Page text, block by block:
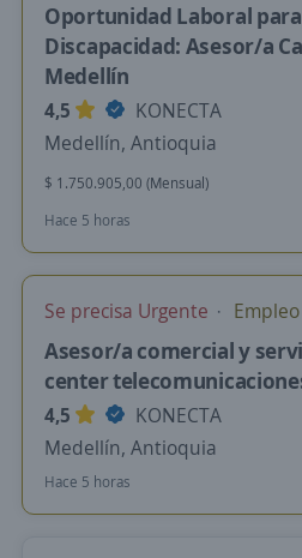
Oportunidad Laboral
Discapacidad: Asesor/a
Medellín
4,5
KONECTA
Medellín, Antioquia
$ 1.750.905,00 (Mensual)
Hace 5 horas
Se precisa Urgente
Asesor/a comercial y
center
4,5
KONECTA
Medellín, Antioquia
Hace 5 horas